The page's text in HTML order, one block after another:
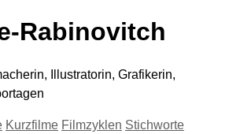
Rabinovitch
Illustratorin, Grafikerin,
Kurzfilme Filmzyklen Stichworte